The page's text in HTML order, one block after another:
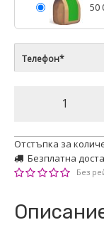
50
Отстъпка за
Безплатна
Без